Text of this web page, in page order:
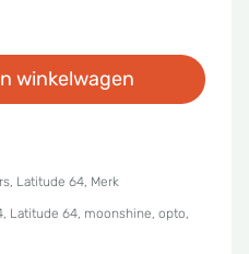
winkelwagen
, Latitude 64, Merk
, Latitude 64, moonshine, opto,